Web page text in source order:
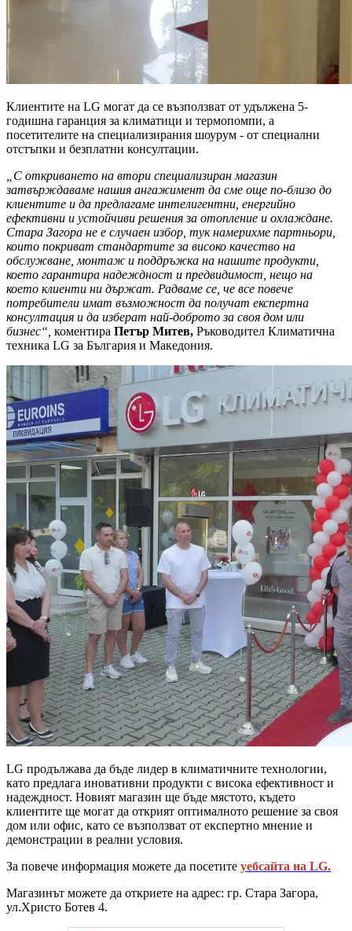
Клиентите на LG могат да се възползват от удължена 5-
годишна гаранция за климатици и термопомпи, а
посетителите на специализирания шоурум - от специални
отстъпки и безплатни консултации.
„С откриването на втори специализиран магазин
затвърждаваме нашия ангажимент да сме още по-близо до
клиентите и да предлагаме интелигентни, енергийно
ефективни и устойчиви решения за отопление и охлаждане.
Стара Загора не е случаен избор, тук намерихме партньори,
които покриват стандартите за високо качество на
обслужване, монтаж и поддръжка на нашите продукти,
което гарантира надеждност и предвидимост, нещо на
което клиенти ни държат. Радваме се, че все повече
потребители имат възможност да получат експертна
консултация и да изберат най-доброто за своя дом или
бизнес“, коментира Петър Митев, Ръководител Климатична
техника LG за България и Македония.
LG продължава да бъде лидер в климатичните технологии,
като предлага иновативни продукти с висока ефективност и
надеждност. Новият магазин ще бъде мястото, където
клиентите ще могат да открият оптималното решение за своя
дом или офис, като се възползват от експертно мнение и
демонстрации в реални условия.
За повече информация можете да посетите уебсайта на LG.
Магазинът можете да откриете на адрес: гр. Стара Загора,
ул.Христо Ботев 4.